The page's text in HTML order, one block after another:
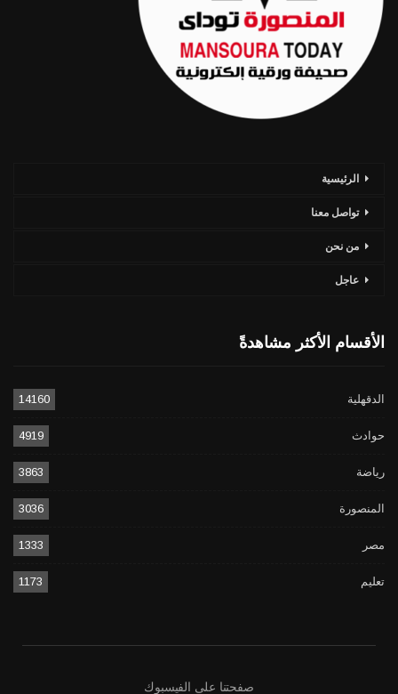
الرئيسية
تواصل معنا
من نحن
عاجل
الأقسام الأكثر مشاهدةً
الدقهلية 14160
حوادث 4919
رياضة 3863
المنصورة 3036
مصر 1333
تعليم 1173
صفحتنا على الفيسبوك